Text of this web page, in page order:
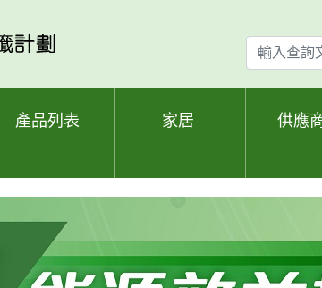
輸
入
查
產品列表 家居 供應